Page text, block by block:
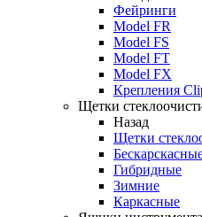
Фейринги
Model FR
Model FS
Model FT
Model FX
Крепления
Щетки
Назад
Щетки
Гибридные
Зимние
Каркасные